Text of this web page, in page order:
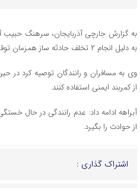
به دلیل انجام ۲ تخلف حادثه ساز همزمان توقیف و به پارکینگ منتقل شد.
وی به مسافران و رانندگان توصیه کرد در
از کمربند ایمنی استفاده کنند.
آبراهه ادامه داد: عدم رانندگی در حال
از حوادث را بگیرد.
اشتراک گذاری :